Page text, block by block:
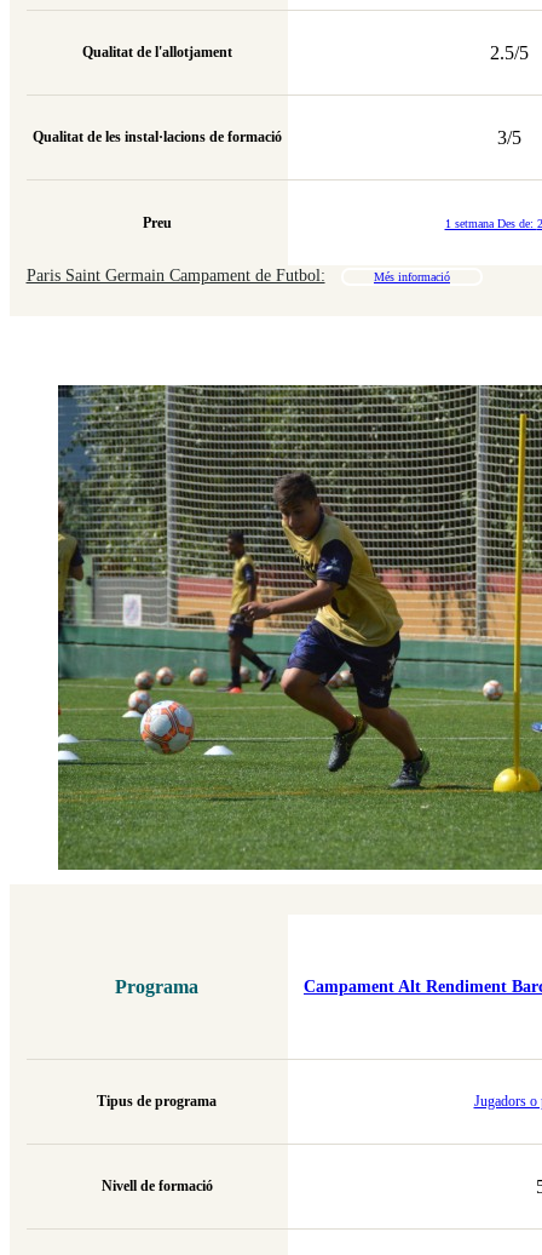
Qualitat de l'allotjament
Qualitat de les instal·lacions de formació
Preu
2.5/5
3/5
1 setmana Des de:
Paris Saint Germain Campament de Futbol: Més informació
Programa
Tipus de programa
Nivell de formació
Campament Alt Rendiment
Jugadors